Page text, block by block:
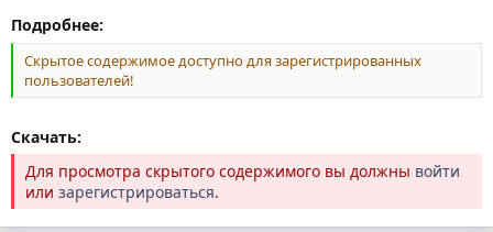
Подробнее:
Скрытое содержимое доступно для зарегистрированных
пользователей!
Скачать:
Для просмотра скрытого содержимого вы должны войти
или зарегистрироваться.